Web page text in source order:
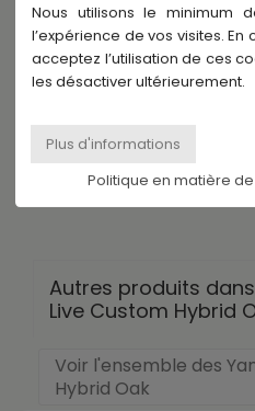
Description
18x14 - Magma Sunburst
Autres produits
Live Custom Hybrid
Voir l'ensemble des
Hybrid Oak
Nous utilisons le minimum
l’expérience de vos visites. En
acceptez l’utilisation de ces
les désactiver ultérieurement.
Politique en matière